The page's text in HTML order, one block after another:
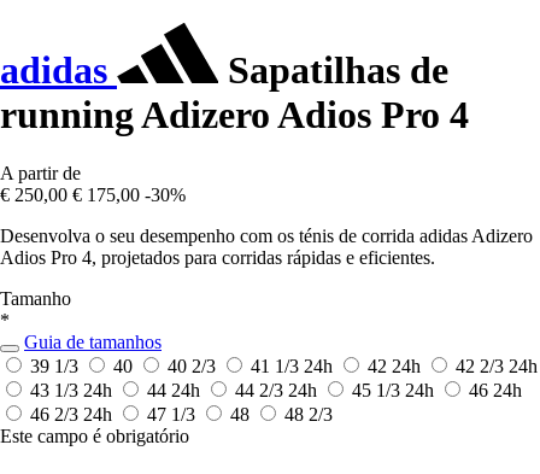
adidas
Sapatilhas de
running Adizero Adios Pro 4
A partir de
€ 250,00 € 175,00 -30%
Desenvolva o seu desempenho com os ténis de corrida adidas Adizero
Adios Pro 4, projetados para corridas rápidas e eficientes.
Tamanho
*
Guia de tamanhos
39 1/3
40 40 2/3 41 1/3 24h 42 24h 42 2/3 24h
43 1/3 24h 44 24h 44 2/3 24h 45 1/3 24h 46 24h
46 2/3 24h 47 1/3 48
48 2/3
Este campo é obrigatório